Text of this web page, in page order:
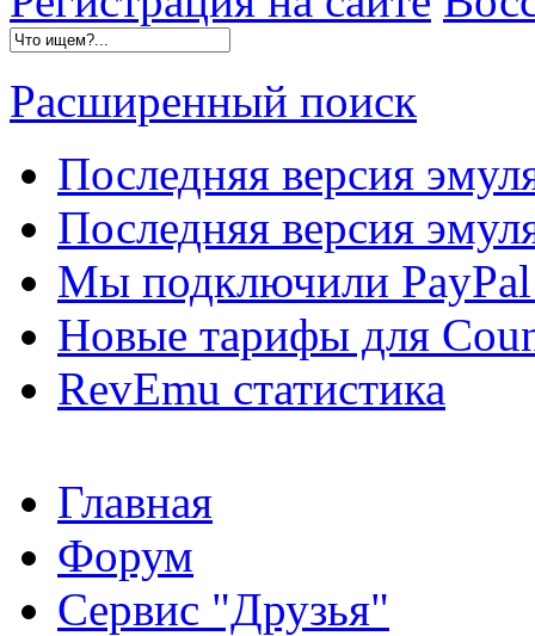
Расширенный поиск
Последняя версия
Последняя версия
Мы подключили PayPal
Новые тарифы для
RevEmu статистика
Главная
Форум
Сервис "Друзья"